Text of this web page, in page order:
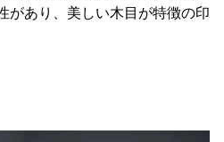
があり、美しい木目が特徴の印